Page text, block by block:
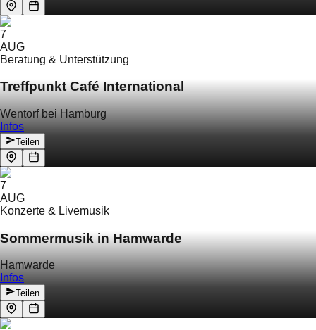
7
AUG
Beratung & Unterstützung
Treffpunkt Café International
Wentorf bei Hamburg
Infos
Teilen
7
AUG
Konzerte & Livemusik
Sommermusik in Hamwarde
Hamwarde
Infos
Teilen